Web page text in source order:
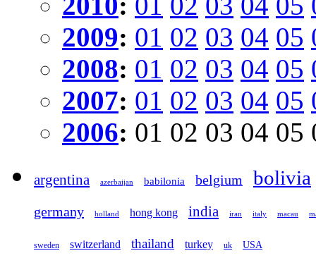
2009: 01 02 03 04 05
2008: 01 02 03 04 05
2007: 01 02 03 04 05
2006: 01 02 03 04 05
argentina azerbaijan babilonia belgium bolivia
germany holland hong kong india iran italy macau
sweden switzerland thailand turkey uk USA